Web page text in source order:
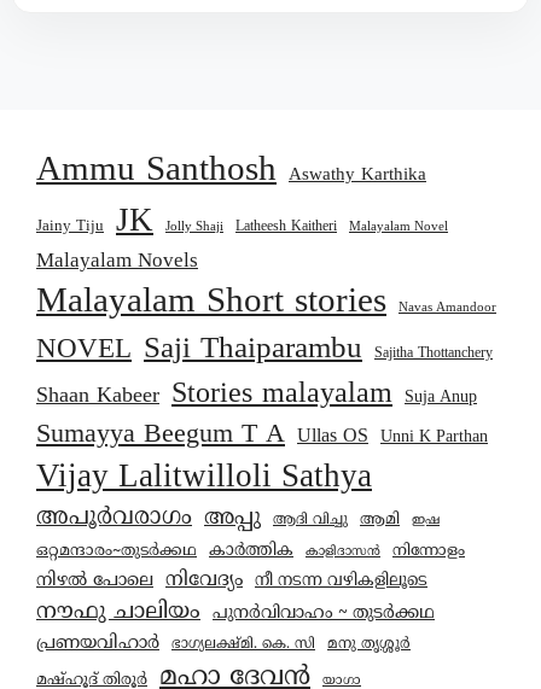
Ammu Santhosh Aswathy Karthika
Jainy Tiju JK Jolly Shaji Latheesh Kaitheri Malayalam Novel
Malayalam Novels
Malayalam Short stories Navas Amandoor
NOVEL Saji Thaiparambu Sajitha Thottanchery
Shaan Kabeer Stories malayalam Suja Anup
Sumayya Beegum T A Ullas OS Unni K Parthan
Vijay Lalitwilloli Sathya
അപൂർവരാഗം അപ്പു ആദി വിച്ചു ആമി ഇഷ
ഒറ്റമന്ദാരം~തുടർക്കഥ കാര്‍ത്തിക കാളിദാസൻ നിന്നോളം
നിഴൽ പോലെ നിവേദ്യം നീ നടന്ന വഴികളിലൂടെ
നൗഫു ചാലിയം പുനർവിവാഹം ~ തുടർക്കഥ
പ്രണയവിഹാർ ഭാഗ്യലക്ഷ്മി. കെ. സി
മനു തൃശ്ശൂർ
മഷ്ഹൂദ് തിരൂർ
മഹാ ദേവൻ യാഗാ